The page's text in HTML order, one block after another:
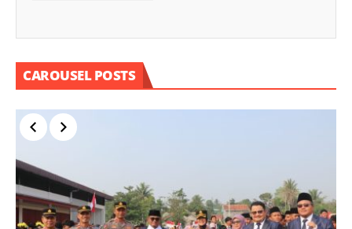
CAROUSEL POSTS